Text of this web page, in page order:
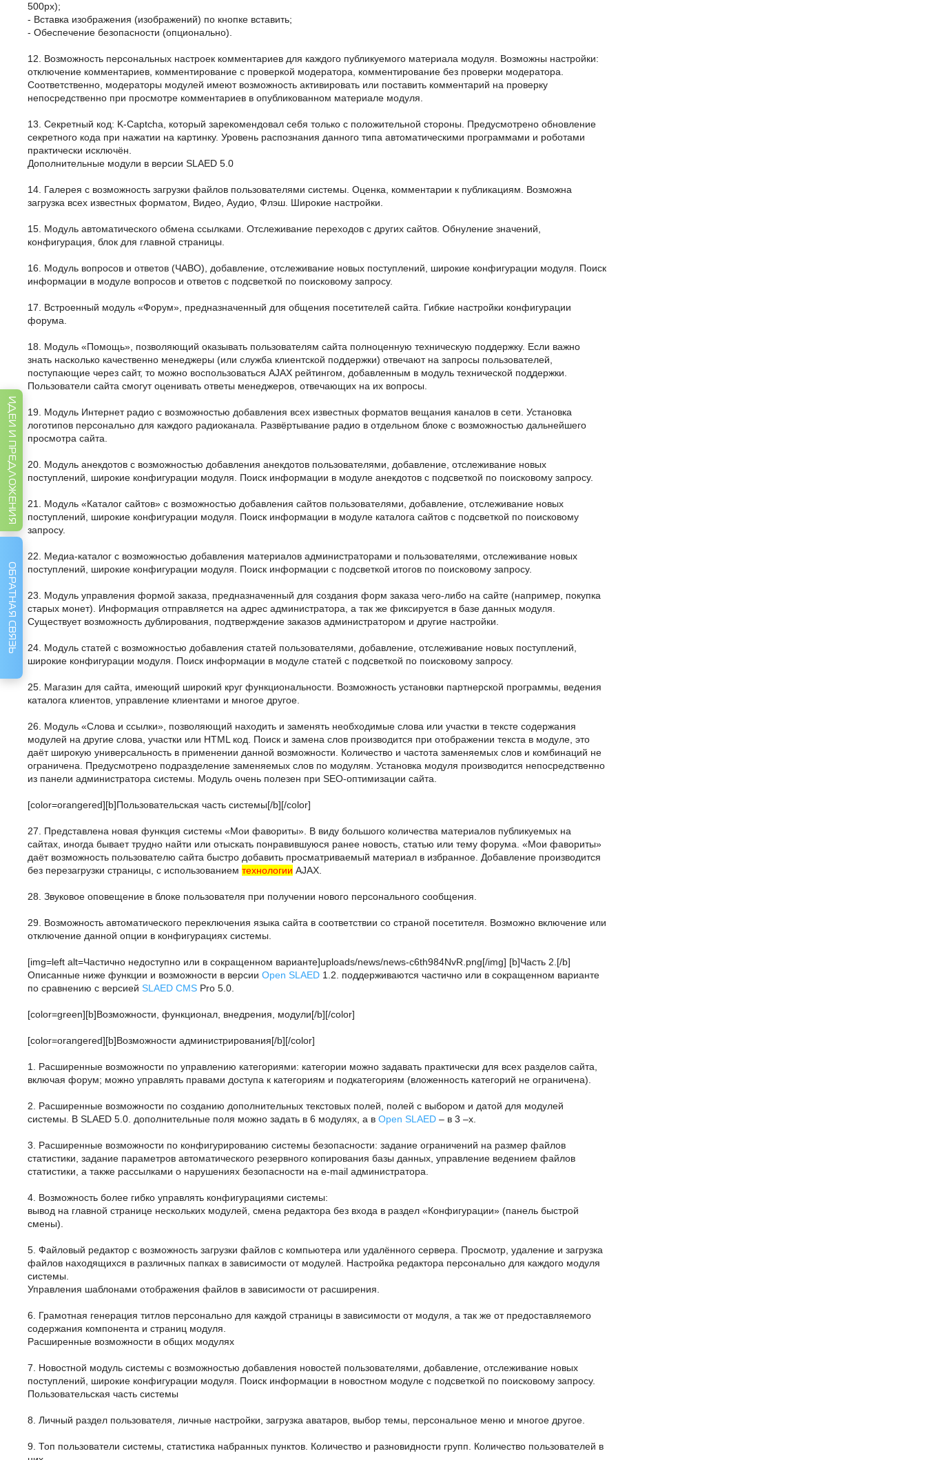
500px);
- Вставка изображения (изображений) по кнопке вставить;
- Обеспечение безопасности (опционально).
12. Возможность персональных настроек комментариев для каждого публикуемого материала модуля. Возможны настройки:
отключение комментариев, комментирование с проверкой модератора, комментирование без проверки модератора.
Соответственно, модераторы модулей имеют возможность активировать или поставить комментарий на проверку
непосредственно при просмотре комментариев в опубликованном материале модуля.
13. Секретный код: K-Captcha, который зарекомендовал себя только с положительной стороны. Предусмотрено обновление
секретного кода при нажатии на картинку. Уровень распознания данного типа автоматическими программами и роботами
практически исключён.
Дополнительные модули в версии SLAED 5.0
14. Галерея с возможность загрузки файлов пользователями системы. Оценка, комментарии к публикациям. Возможна
загрузка всех известных форматом, Видео, Аудио, Флэш. Широкие настройки.
15. Модуль автоматического обмена ссылками. Отслеживание переходов с других сайтов. Обнуление значений,
конфигурация, блок для главной страницы.
16. Модуль вопросов и ответов (ЧАВО), добавление, отслеживание новых поступлений, широкие конфигурации модуля. Поиск
информации в модуле вопросов и ответов с подсветкой по поисковому запросу.
17. Встроенный модуль «Форум», предназначенный для общения посетителей сайта. Гибкие настройки конфигурации
форума.
18. Модуль «Помощь», позволяющий оказывать пользователям сайта полноценную техническую поддержку. Если важно
знать насколько качественно менеджеры (или служба клиентской поддержки) отвечают на запросы пользователей,
поступающие через сайт, то можно воспользоваться AJAX рейтингом, добавленным в модуль технической поддержки.
Пользователи сайта смогут оценивать ответы менеджеров, отвечающих на их вопросы.
19. Модуль Интернет радио с возможностью добавления всех известных форматов вещания каналов в сети. Установка
логотипов персонально для каждого радиоканала. Развёртывание радио в отдельном блоке с возможностью дальнейшего
просмотра сайта.
20. Модуль анекдотов с возможностью добавления анекдотов пользователями, добавление, отслеживание новых
поступлений, широкие конфигурации модуля. Поиск информации в модуле анекдотов с подсветкой по поисковому запросу.
21. Модуль «Каталог сайтов» с возможностью добавления сайтов пользователями, добавление, отслеживание новых
поступлений, широкие конфигурации модуля. Поиск информации в модуле каталога сайтов с подсветкой по поисковому
запросу.
22. Медиа-каталог с возможностью добавления материалов администраторами и пользователями, отслеживание новых
поступлений, широкие конфигурации модуля. Поиск информации с подсветкой итогов по поисковому запросу.
23. Модуль управления формой заказа, предназначенный для создания форм заказа чего-либо на сайте (например, покупка
старых монет). Информация отправляется на адрес администратора, а так же фиксируется в базе данных модуля.
Существует возможность дублирования, подтверждение заказов администратором и другие настройки.
24. Модуль статей с возможностью добавления статей пользователями, добавление, отслеживание новых поступлений,
широкие конфигурации модуля. Поиск информации в модуле статей с подсветкой по поисковому запросу.
25. Магазин для сайта, имеющий широкий круг функциональности. Возможность установки партнерской программы, ведения
каталога клиентов, управление клиентами и многое другое.
26. Модуль «Слова и ссылки», позволяющий находить и заменять необходимые слова или участки в тексте содержания
модулей на другие слова, участки или HTML код. Поиск и замена слов производится при отображении текста в модуле, это
даёт широкую универсальность в применении данной возможности. Количество и частота заменяемых слов и комбинаций не
ограничена. Предусмотрено подразделение заменяемых слов по модулям. Установка модуля производится непосредственно
из панели администратора системы. Модуль очень полезен при SEO-оптимизации сайта.
[color=orangered][b]Пользовательская часть системы[/b][/color]
27. Представлена новая функция системы «Мои фавориты». В виду большого количества материалов публикуемых на
сайтах, иногда бывает трудно найти или отыскать понравившуюся ранее новость, статью или тему форума. «Мои фавориты»
даёт возможность пользователю сайта быстро добавить просматриваемый материал в избранное. Добавление производится
без перезагрузки страницы, с использованием технологии AJAX.
28. Звуковое оповещение в блоке пользователя при получении нового персонального сообщения.
29. Возможность автоматического переключения языка сайта в соответствии со страной посетителя. Возможно включение или
отключение данной опции в конфигурациях системы.
[img=left alt=Частично недоступно или в сокращенном варианте]uploads/news/news-c6th984NvR.png[/img] [b]Часть 2.[/b]
Описанные ниже функции и возможности в версии Open SLAED 1.2. поддерживаются частично или в сокращенном варианте
по сравнению с версией SLAED CMS Pro 5.0.
[color=green][b]Возможности, функционал, внедрения, модули[/b][/color]
[color=orangered][b]Возможности администрирования[/b][/color]
1. Расширенные возможности по управлению категориями: категории можно задавать практически для всех разделов сайта,
включая форум; можно управлять правами доступа к категориям и подкатегориям (вложенность категорий не ограничена).
2. Расширенные возможности по созданию дополнительных текстовых полей, полей с выбором и датой для модулей
системы. В SLAED 5.0. дополнительные поля можно задать в 6 модулях, а в Open SLAED – в 3 –х.
3. Расширенные возможности по конфигурированию системы безопасности: задание ограничений на размер файлов
статистики, задание параметров автоматического резервного копирования базы данных, управление ведением файлов
статистики, а также рассылками о нарушениях безопасности на e-mail администратора.
4. Возможность более гибко управлять конфигурациями системы:
вывод на главной странице нескольких модулей, смена редактора без входа в раздел «Конфигурации» (панель быстрой
смены).
5. Файловый редактор с возможность загрузки файлов с компьютера или удалённого сервера. Просмотр, удаление и загрузка
файлов находящихся в различных папках в зависимости от модулей. Настройка редактора персонально для каждого модуля
системы.
Управления шаблонами отображения файлов в зависимости от расширения.
6. Грамотная генерация титлов персонально для каждой страницы в зависимости от модуля, а так же от предоставляемого
содержания компонента и страниц модуля.
Расширенные возможности в общих модулях
7. Новостной модуль системы с возможностью добавления новостей пользователями, добавление, отслеживание новых
поступлений, широкие конфигурации модуля. Поиск информации в новостном модуле с подсветкой по поисковому запросу.
Пользовательская часть системы
8. Личный раздел пользователя, личные настройки, загрузка аватаров, выбор темы, персональное меню и многое другое.
9. Топ пользователи системы, статистика набранных пунктов. Количество и разновидности групп. Количество пользователей в
ИДЕИ И ПРЕДЛОЖЕНИЯ
ОБРАТНАЯ СВЯЗЬ